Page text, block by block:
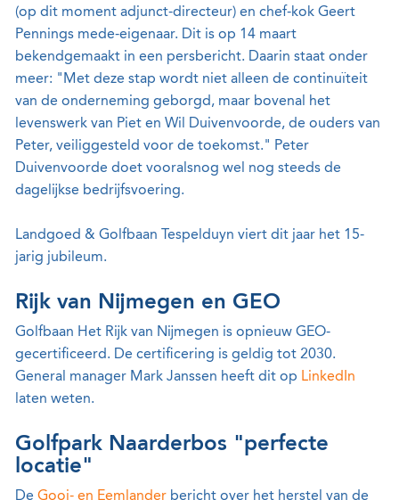
(op dit moment adjunct-directeur) en chef-kok Geert
Pennings mede-eigenaar. Dit is op 14 maart
bekendgemaakt in een persbericht. Daarin staat onder
meer: "Met deze stap wordt niet alleen de continuïteit
van de onderneming geborgd, maar bovenal het
levenswerk van Piet en Wil Duivenvoorde, de ouders van
Peter, veiliggesteld voor de toekomst." Peter
Duivenvoorde doet vooralsnog wel nog steeds de
dagelijkse bedrijfsvoering.
Landgoed & Golfbaan Tespelduyn viert dit jaar het 15-
jarig jubileum.
Rijk van Nijmegen en GEO
Golfbaan Het Rijk van Nijmegen is opnieuw GEO-
gecertificeerd. De certificering is geldig tot 2030.
General manager Mark Janssen heeft dit op LinkedIn
laten weten.
Golfpark Naarderbos "perfecte
locatie"
De Gooi- en Eemlander bericht over het herstel van de